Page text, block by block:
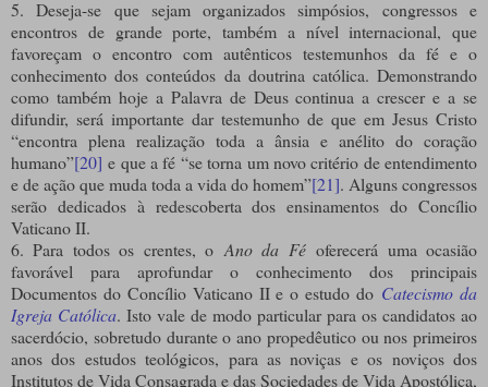
5. Deseja-se que sejam organizados simpósios, congressos e
encontros de grande porte, também a nível internacional, que
favoreçam o encontro com autênticos testemunhos da fé e o
conhecimento dos conteúdos da doutrina católica. Demonstrando
como também hoje a Palavra de Deus continua a crescer e a se
difundir, será importante dar testemunho de que em Jesus Cristo
“encontra plena realização toda a ânsia e anélito do coração
humano”[20] e que a fé “se torna um novo critério de entendimento
e de ação que muda toda a vida do homem”[21]. Alguns congressos
serão dedicados à redescoberta dos ensinamentos do Concílio
Vaticano II.
6. Para todos os crentes, o Ano da Féoferecerá uma ocasião
favorável para aprofundar o conhecimento dos principais
Documentos do Concílio Vaticano II e o estudo do Catecismo da
Igreja Católica. Isto vale de modo particular para os candidatos ao
sacerdócio, sobretudo durante o ano propedêutico ou nos primeiros
anos dos estudos teológicos, para as noviças e os noviços dos
Institutos de Vida Consagrada e das Sociedades de Vida Apostólica,